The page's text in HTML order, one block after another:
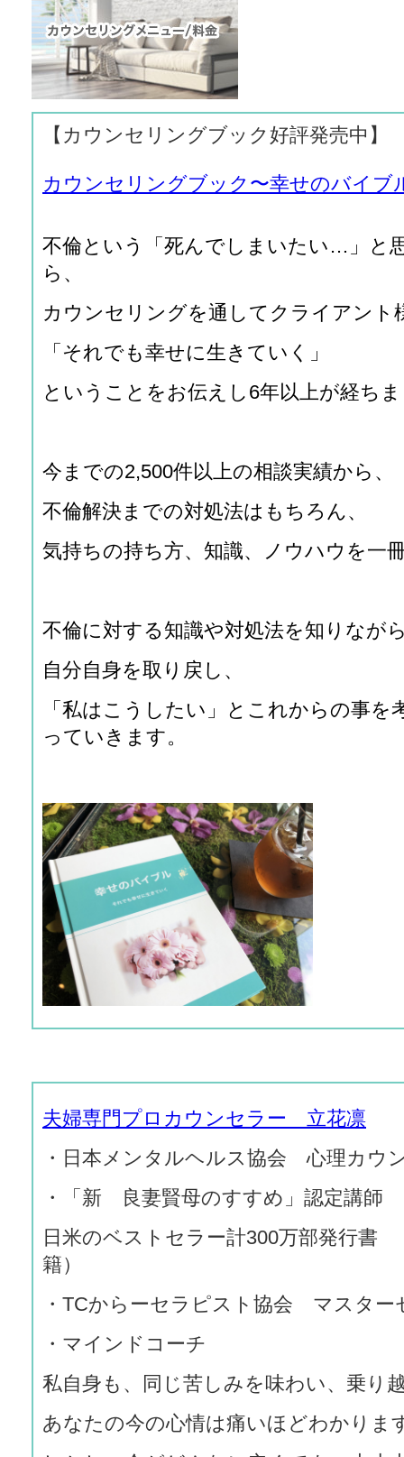
【カウンセリングブック好評発売中】
カウンセリングブック〜幸せのバイブ
不倫という「死んでしまいたい…」と
ら、
カウンセリングを通してクライアント
「それでも幸せに生きていく」
ということをお伝えし6年以上が経ち
今までの2,500件以上の相談実績から、
不倫解決までの対処法はもちろん、
気持ちの持ち方、知識、ノウハウを一
不倫に対する知識や対処法を知りなが
自分自身を取り戻し、
「私はこうしたい」とこれからの事
っていきます。
夫婦専門プロカウンセラー 立花凛
・日本メンタルヘルス協会 心理カウ
・「新 良妻賢母のすすめ」認定講師
日米のベストセラー計300万部発行書
籍）
・TCからーセラピスト協会 マスター
・マインドコーチ
私自身も、同じ苦しみを味わい、乗り
あなたの今の心情は痛いほどわかりま